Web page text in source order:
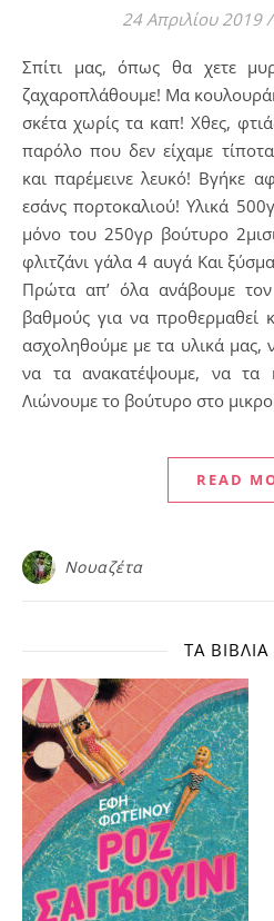
24 Απριλίου 2019 /
Σπίτι μας, όπως θα χετε μυριστεί, μέρα παρά μέρα,
ζαχαροπλάθουμε! Μα
σκέτα χωρίς τα καπ! Χθες,
παρόλο που δεν είχαμε
και παρέμεινε λευκό! Βγήκε
εσάνς πορτοκαλιού! Υλικά
μόνο του 250γρ βούτυρο
φλιτζάνι γάλα 4 αυγά Και
Πρώτα απ’ όλα ανάβουμε
βαθμούς για να προθερμαθεί
ασχοληθούμε με τα υλικά μας,
να τα ανακατέψουμε, να τα
Λιώνουμε το βούτυρο στο
READ
Νουαζέτα
ΤΑ